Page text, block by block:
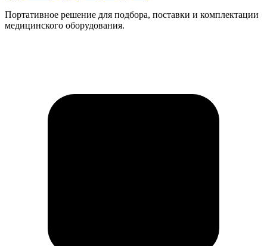
Портативное решение для подбора, поставки и комплектации
медицинского оборудования.